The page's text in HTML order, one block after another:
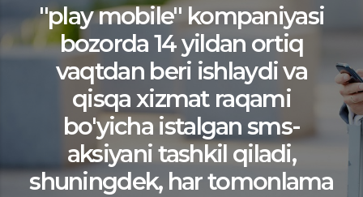
"play mobile" kompaniyasi
bozorda 14 yildan ortiq
vaqtdan beri ishlaydi va
qisqa xizmat raqami
bo'yicha istalgan sms-
aksiyani tashkil qiladi,
shuningdek, har tomonlama